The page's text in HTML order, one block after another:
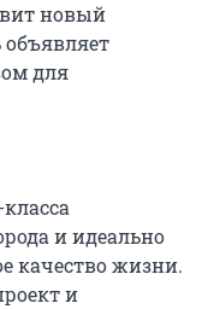
новый
для
и идеально
качество жизни.
и